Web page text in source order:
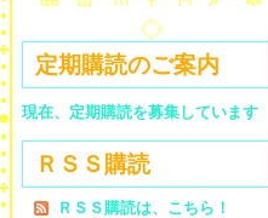
定期購読のご案内
現在、定期購読を募集しています
ＲＳＳ購読
ＲＳＳ購読は、こちら！